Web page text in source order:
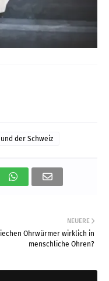
der Schweiz
NEUERE
Ohrwürmer wirklich in
menschliche Ohren?